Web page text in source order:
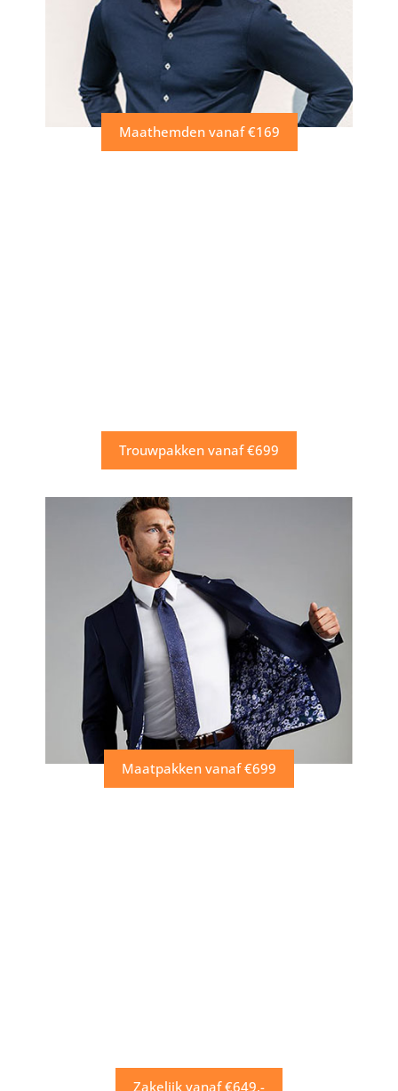
Maathemden vanaf €169
Trouwpakken vanaf €699
Maatpakken vanaf €699
Zakelijk vanaf €649,-